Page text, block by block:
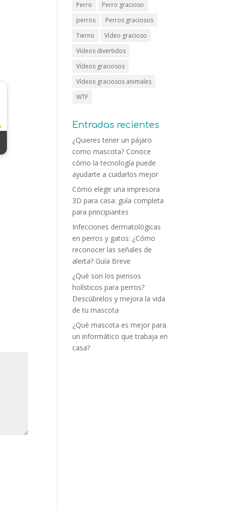
Perro
Perro gracioso
perros
Perros graciosos
Tierno
Vídeo gracioso
Vídeos divertidos
Vídeos graciosos
Vídeos graciosos animales
WTF
Entradas recientes
¿Quieres tener un pájaro
como mascota? Conoce
cómo la tecnología puede
ayudarte a cuidarlos mejor
Cómo elegir una impresora
3D para casa: guía completa
para principiantes
Infecciones dermatológicas
en perros y gatos: ¿Cómo
reconocer las señales de
alerta? Guía Breve
¿Qué son los piensos
holísticos para perros?
Descúbrelos y mejora la vida
de tu mascota
¿Qué mascota es mejor para
un informático que trabaja en
casa?